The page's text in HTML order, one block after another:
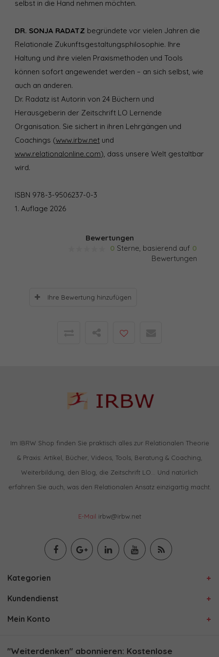
selbst in die Hand nehmen möchten.
DR. SONJA RADATZ begründete vor vielen Jahren die
Relationale Zukunftsgestaltungsphilosophie. Ihre
Haltung und ihre vielen Praxismethoden und Tools
können sofort angewendet werden – an sich selbst, wie
auch an anderen.
Dr. Radatz ist Autorin von 24 Büchern und
Herausgeberin der Zeitschrift LO Lernende
Organisation. Sie sichert in ihren Lehrgängen und
Coachings (www.irbw.net und
www.relationalonline.com), dass unsere Welt gestaltbar
wird.
ISBN 978-3-9506237-0-3
1. Auflage 2026
Bewertungen
0 Sterne, basierend auf 0
Bewertungen
Ihre Bewertung hinzufügen
Im IBRW Shop finden Sie praktisch alles zur Relationalen Theorie
& Praxis: Artikel, Bücher, Videos, Tools, Beratung & Coaching,
Weiterbildung, den Blog, die Zeitschrift LO… Und natürlich
erfahren Sie auch, was den Relationalen Ansatz einzigartig macht.
E-Mail irbw@irbw.net
Kategorien
Kundendienst
Mein Konto
"Weiterdenken" abonnieren: Kostenlose